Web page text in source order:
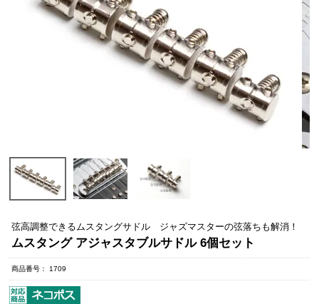
弦高調整できるムスタングサドル ジャズマスターの弦落ちも解消！
ムスタング アジャスタブルサドル 6個セット
商品番号 1709